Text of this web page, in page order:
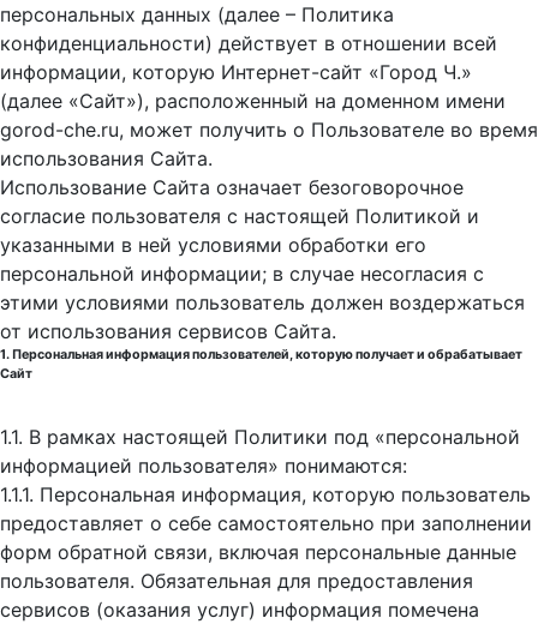
персональных данных (далее – Политика
конфиденциальности) действует в отношении всей
информации, которую Интернет-сайт «Город Ч.»
(далее «Сайт»), расположенный на доменном имени
gorod-che.ru, может получить о Пользователе во время
использования Cайта.
Использование Сайта означает безоговорочное
согласие пользователя с настоящей Политикой и
указанными в ней условиями обработки его
персональной информации; в случае несогласия с
этими условиями пользователь должен воздержаться
от использования сервисов Сайта.
1. Персональная информация пользователей, которую получает и обрабатывает
Сайт
1.1. В рамках настоящей Политики под «персональной
информацией пользователя» понимаются:
1.1.1. Персональная информация, которую пользователь
предоставляет о себе самостоятельно при заполнении
форм обратной связи, включая персональные данные
пользователя. Обязательная для предоставления
сервисов (оказания услуг) информация помечена